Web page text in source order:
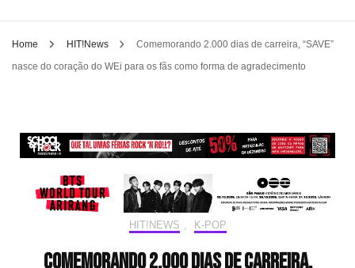
Home HIT!News
Comemorando 2.000 dias de carreira, “SAVE”
nasce do coração do WEi para os fãs como forma de agradecimento
HIT!NEWS K-POP
Comemorando 2.000 dias de carreira,